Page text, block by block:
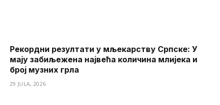
Рекордни резултати у мљекарству Српске: У
мају забиљежена највећа количина млијека и
број музних грла
29 JULA, 2026